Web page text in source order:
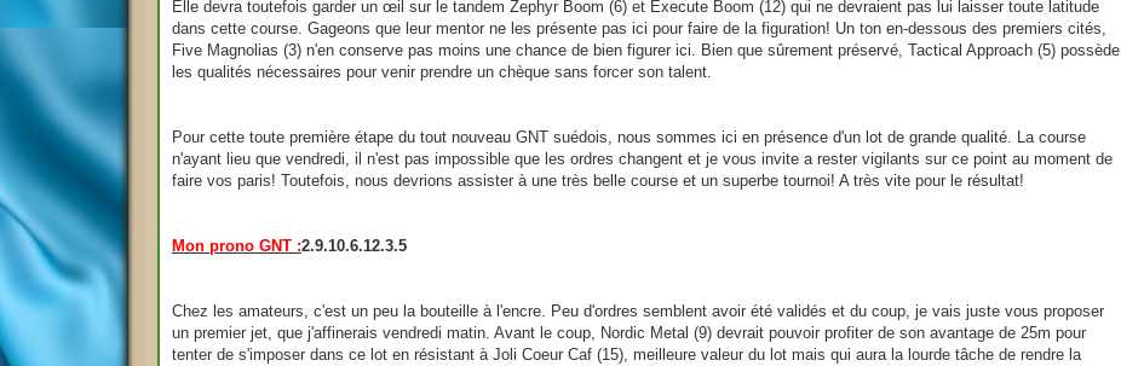
Elle devra toutefois garder un œil sur le tandem Zephyr Boom (6) et Execute Boom (12) qui ne devraient pas lui laisser toute latitude
dans cette course. Gageons que leur mentor ne les présente pas ici pour faire de la figuration! Un ton en-dessous des premiers cités,
Five Magnolias (3) n'en conserve pas moins une chance de bien figurer ici. Bien que sûrement préservé, Tactical Approach (5) possède
les qualités nécessaires pour venir prendre un chèque sans forcer son talent.
Pour cette toute première étape du tout nouveau GNT suédois, nous sommes ici en présence d'un lot de grande qualité. La course
n'ayant lieu que vendredi, il n'est pas impossible que les ordres changent et je vous invite a rester vigilants sur ce point au moment de
faire vos paris! Toutefois, nous devrions assister à une très belle course et un superbe tournoi! A très vite pour le résultat!
Mon prono GNT :2.9.10.6.12.3.5
Chez les amateurs, c'est un peu la bouteille à l'encre. Peu d'ordres semblent avoir été validés et du coup, je vais juste vous proposer
un premier jet, que j'affinerais vendredi matin. Avant le coup, Nordic Metal (9) devrait pouvoir profiter de son avantage de 25m pour
tenter de s'imposer dans ce lot en résistant à Joli Coeur Caf (15), meilleure valeur du lot mais qui aura la lourde tâche de rendre la